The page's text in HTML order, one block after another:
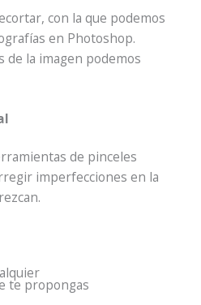
con la que podemos
en Photoshop.
de la imagen podemos
de pinceles
imperfecciones en la
te propongas